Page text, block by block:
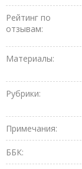
Рейтинг по
отзывам:
Материалы:
Рубрики:
Примечания:
ББК: